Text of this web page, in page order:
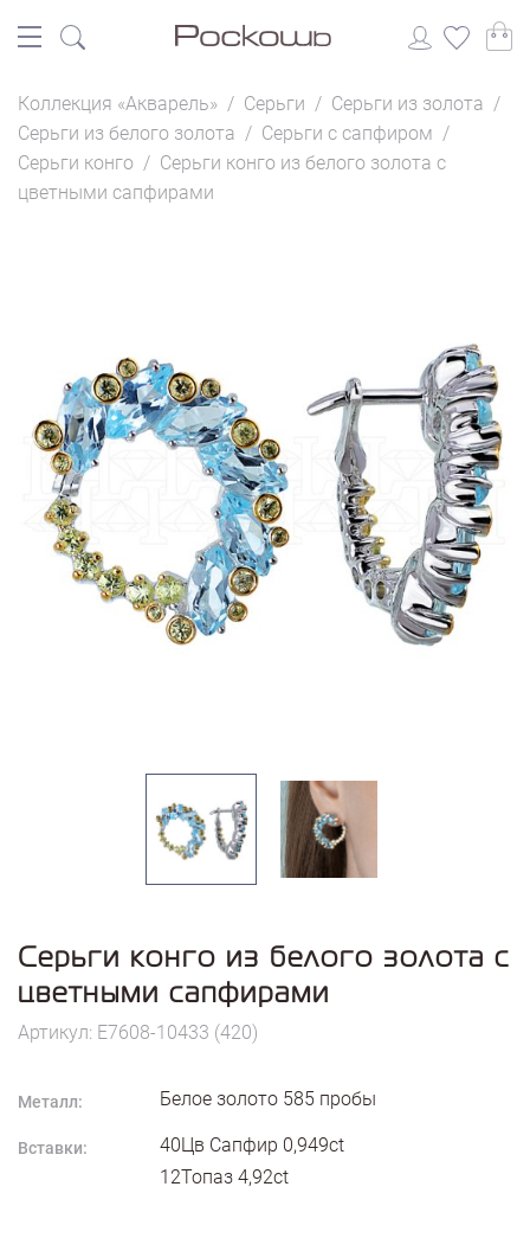
Коллекция «Акварель» / Серьги / Серьги из золота /
Серьги из белого золота / Серьги с сапфиром /
Серьги конго / Серьги конго из белого золота с
цветными сапфирами
Серьги конго из белого золота с
цветными сапфирами
Артикул: E7608-10433 (420)
Металл: Белое золото 585 пробы
Вставки:
40Цв Сапфир 0,949ct
12Топаз 4,92ct